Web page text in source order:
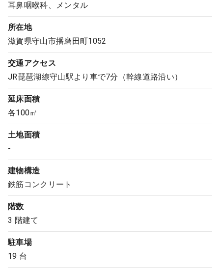
耳鼻咽喉科、メンタル
所在地
滋賀県守山市播磨田町1052
交通アクセス
JR琵琶湖線守山駅より車で7分（幹線道路沿い）
延床面積
各100㎡
土地面積
-
建物構造
鉄筋コンクリート
階数
3 階建て
駐車場
19 台